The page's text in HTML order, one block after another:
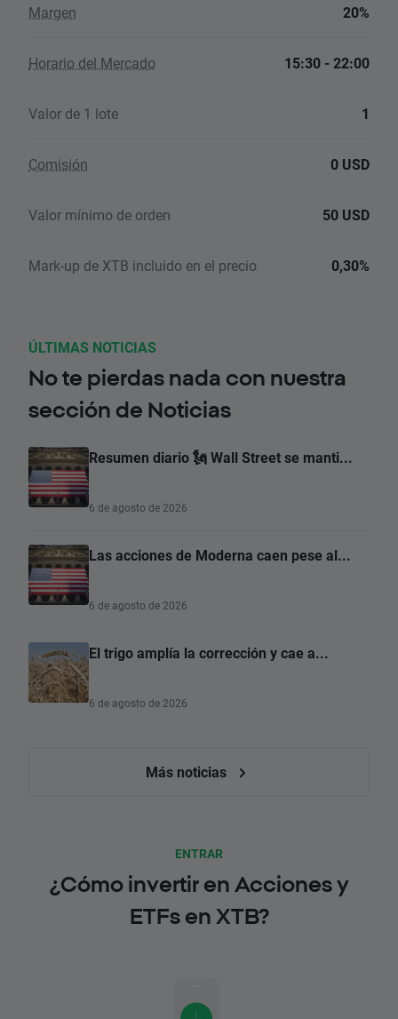
Margen 20%
Horario del Mercado 15:30 - 22:00
Valor de 1 lote 1
Comisión 0 USD
Valor mínimo de orden 50 USD
Mark-up de XTB incluido en el precio 0,30%
ÚLTIMAS NOTICIAS
No te pierdas nada con nuestra
sección de Noticias
Resumen diario 🗽 Wall Street se manti...
6 de agosto de 2026
Las acciones de Moderna caen pese al...
6 de agosto de 2026
El trigo amplía la corrección y cae a...
6 de agosto de 2026
Más noticias
ENTRAR
¿Cómo invertir en Acciones y
ETFs en XTB?